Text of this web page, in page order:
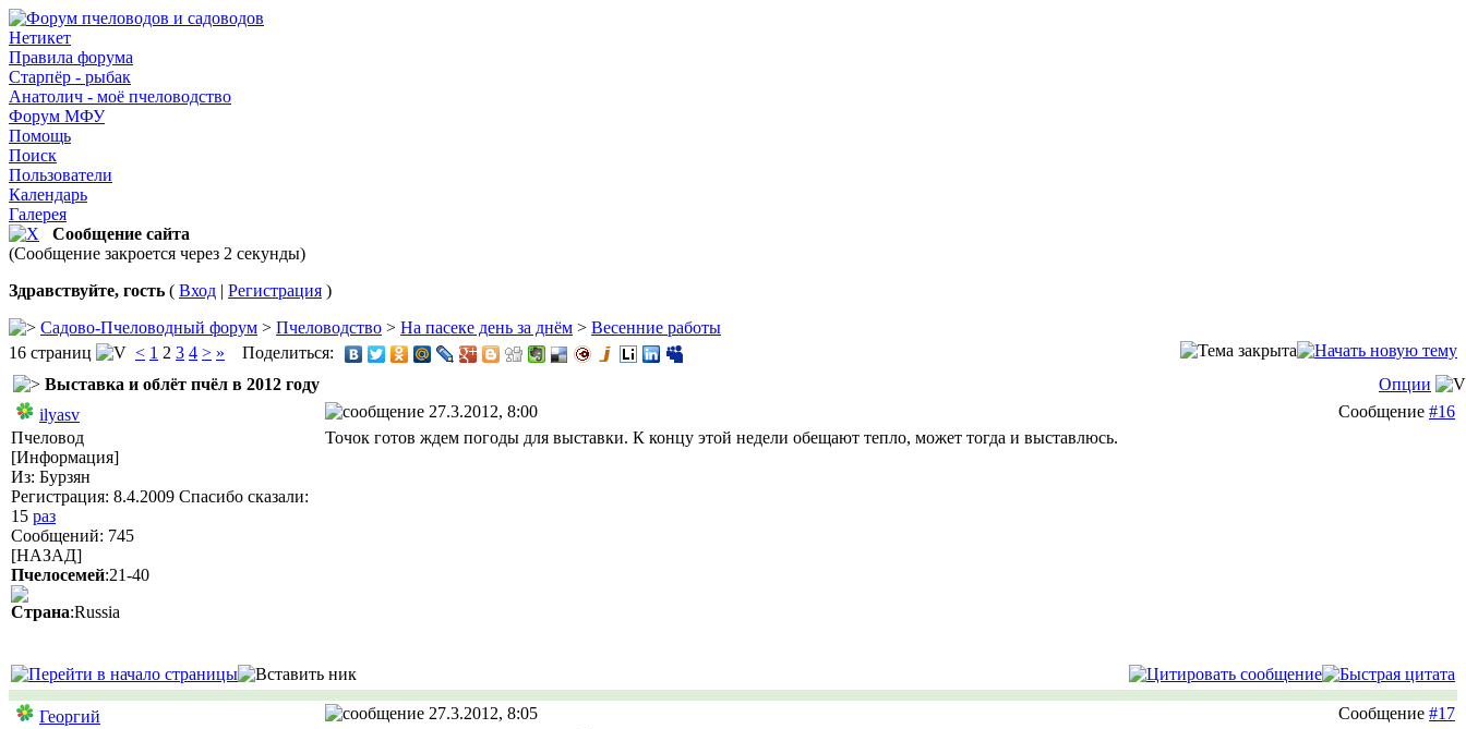
Нетикет
Правила форума
Старпёр - рыбак
Анатолич - моё пчеловодство
Форум МФУ
Помощь
Поиск
Пользователи
Календарь
Галерея
Сообщение сайта
(Сообщение закроется через 2 секунды)
Здравствуйте, гость ( Вход | Регистрация )
Садово-Пчеловодный форум > Пчеловодство > На пасеке день за днём > Весенние работы
16 страниц
< 1 2 3 4 > »
Поделиться:
Выставка и облёт пчёл в 2012 году
Опции
ilyasv
27.3.2012, 8:00 Сообщение #16
Пчеловод
[Информация]
Из: Бурзян
Регистрация: 8.4.2009 Спасибо сказали:
15 раз
Сообщений: 745
[НАЗАД]
Пчелосемей:21-40
Страна:Russia
Точок готов ждем погоды для выставки. К концу этой недели обещают тепло, может тогда и выставлюсь.
Георгий 27.3.2012, 8:05 Сообщение #17